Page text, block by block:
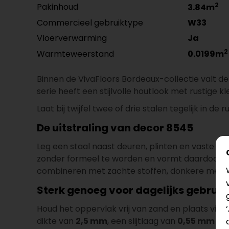
Pakinhoud
3.84m2
Commercieel gebruiktype
W33
Vloerverwarming
Ja
Warmteweerstand
0.0199m2
Binnen de VivaFloors Bordeaux-collectie valt de
serie heeft een stijlvolle houtlook met rustige
Laat bij twijfel twee of drie stalen tegelijk in de
De uitstraling van decor 8545
Leg een staal naast deuren, plinten en vaste
zonder formeel te worden en vormt daardoor
combineren met zachte stoffen, donkere
Sterk genoeg voor dagelijks gebruik
Houd het oppervlak vrij van zand en plaats vilt
dikte van 2,5 mm, een slijtlaag van 0,55 mm en